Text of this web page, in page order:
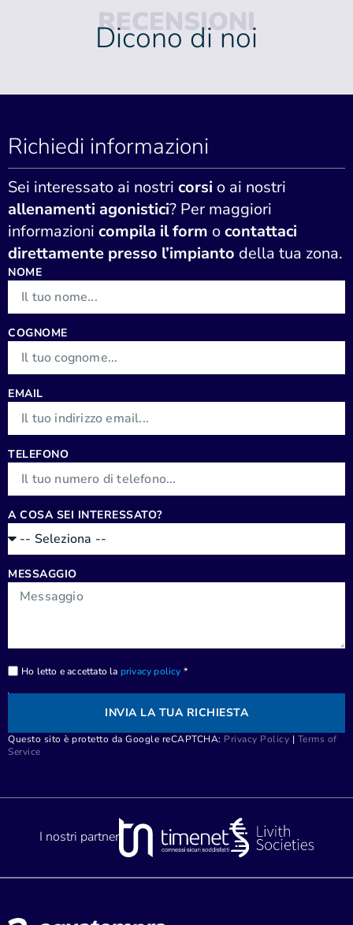
RECENSIONI
Dicono di noi
Richiedi informazioni
Sei interessato ai nostri corsi o ai nostri
allenamenti agonistici? Per maggiori
informazioni compila il form ocontattaci
direttamente presso l’impianto della tua zona.
NOME
COGNOME
EMAIL
TELEFONO
A COSA SEI INTERESSATO?
MESSAGGIO
Ho letto e accettato la privacy policy *
INVIA LA TUA RICHIESTA
Questo sito è protetto da Google reCAPTCHA: Privacy Policy | Terms of
Service
I nostri partner